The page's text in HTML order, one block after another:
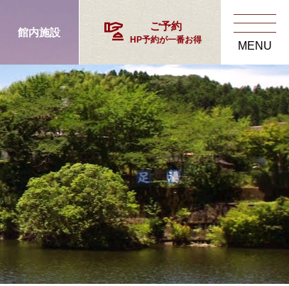
館内施設 concierge ご予約
HP予約が一番お得 MENU